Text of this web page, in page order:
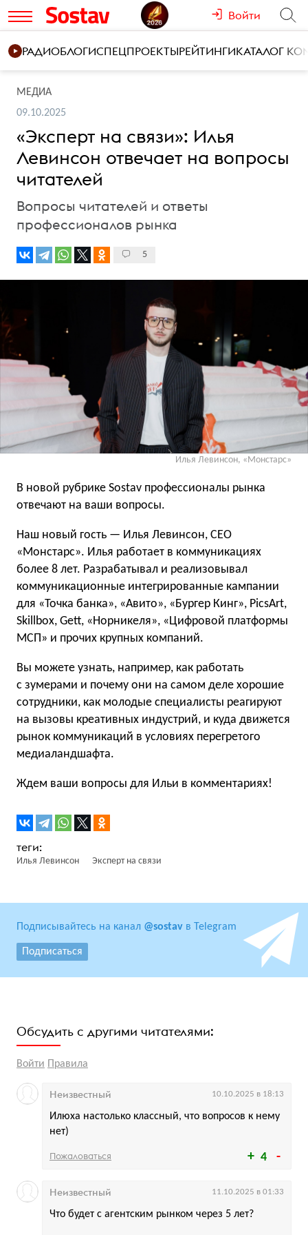
Войти
РАДИОБЛОГИСПЕЦПРОЕКТЫРЕЙТИНГИКАТАЛОГ
МЕДИА
09.10.2025
«Эксперт на связи»: Илья
Левинсон отвечает на вопросы
читателей
Вопросы читателей и ответы
профессионалов рынка
5
Илья Левинсон, «Монстарс»
В новой рубрике Sostav профессионалы рынка
отвечают на ваши вопросы.
Наш новый гость — Илья Левинсон, СЕО
«Монстарс». Илья работает в коммуникациях
более 8 лет. Разрабатывал и реализовывал
коммуникационные интегрированные кампании
для «Точка банка», «Авито», «Бургер Кинг», PicsArt,
Skillbox, Gett, «Норникеля», «Цифровой платформы
МСП» и прочих крупных компаний.
Вы можете узнать, например, как работать
с зумерами и почему они на самом деле хорошие
сотрудники, как молодые специалисты реагируют
на вызовы креативных индустрий, и куда движется
рынок коммуникаций в условиях перегретого
медиаландшафта.
Ждем ваши вопросы для Ильи в комментариях!
Илья Левинсон Эксперт на связи
Подписывайтесь на канал @sostav в Telegram
Подписаться
Обсудить с другими читателями:
Войти Правила
4
Илюха настолько классный, что вопросов к нему
нет)
Неизвестный 10.10.2025 в 18:13
Пожаловаться
Что будет с агентским рынком через 5 лет?
Неизвестный 11.10.2025 в 01:33